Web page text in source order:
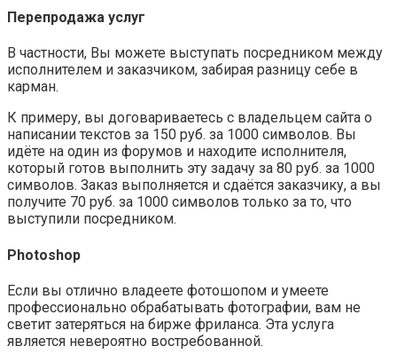
Перепродажа услуг
В частности, Вы можете выступать посредником между
исполнителем и заказчиком, забирая разницу себе в
карман.
К примеру, вы договариваетесь с владельцем сайта о
написании текстов за 150 руб. за 1000 символов. Вы
идёте на один из форумов и находите исполнителя,
который готов выполнить эту задачу за 80 руб. за 1000
символов. Заказ выполняется и сдаётся заказчику, а вы
получите 70 руб. за 1000 символов только за то, что
выступили посредником.
Photoshop
Если вы отлично владеете фотошопом и умеете
профессионально обрабатывать фотографии, вам не
светит затеряться на бирже фриланса. Эта услуга
является невероятно востребованной.